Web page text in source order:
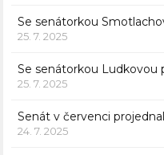
Se senátorkou
25. 7. 2025
Se senátorkou Ludkovou
25. 7. 2025
Senát v červenci
24. 7. 2025